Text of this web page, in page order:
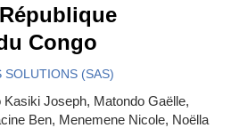
Congo
SOLUTIONS (SAS)
Joseph, Matondo Gaëlle,
Ben, Menemene Nicole, Noëlla